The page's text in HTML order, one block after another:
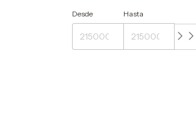
Desde Hasta